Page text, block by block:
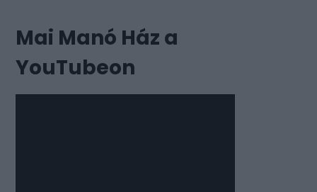
Mai Manó Ház a
YouTubeon